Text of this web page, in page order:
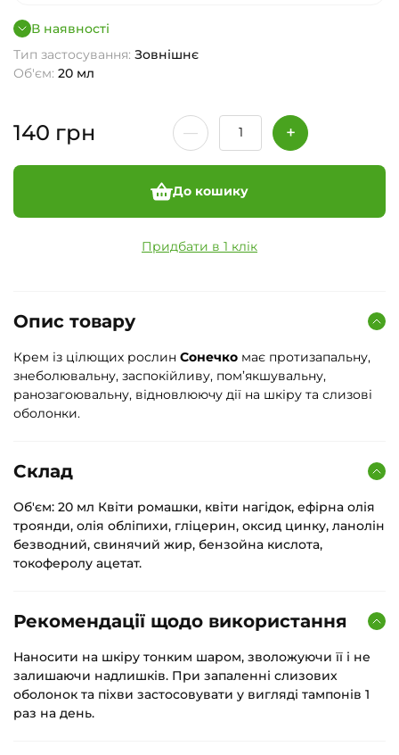
В наявності
Тип застосування: Зовнішнє
Об'єм: 20 мл
140 грн
До кошику
Придбати в 1 клік
Опис товару
Крем із цілющих рослин Сонечко має протизапальну,
знеболювальну, заспокійливу, пом’якшувальну,
ранозагоювальну, відновлюючу дії на шкіру та слизові
оболонки.
Склад
Об'єм: 20 мл Квіти ромашки, квіти нагідок, ефірна олія
троянди, олія обліпихи, гліцерин, оксид цинку, ланолін
безводний, свинячий жир, бензойна кислота,
токоферолу ацетат.
Рекомендації щодо використання
Наносити на шкіру тонким шаром, зволожуючи її і не
залишаючи надлишків. При запаленні слизових
оболонок та піхви застосовувати у вигляді тампонів 1
раз на день.